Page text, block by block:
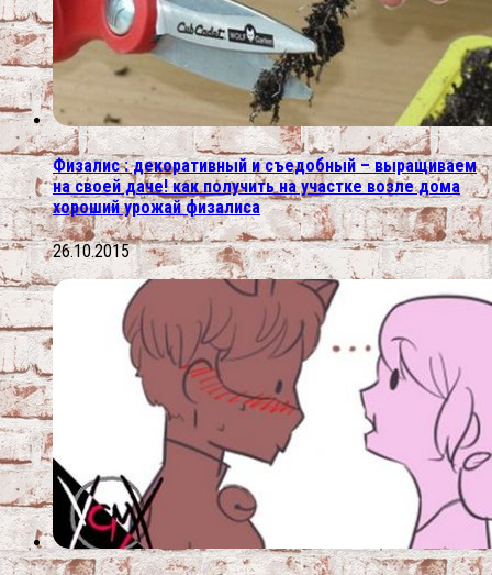
Физалис : декоративный и съедобный – выращиваем
на своей даче! как получить на участке возле дома
хороший урожай физалиса
26.10.2015